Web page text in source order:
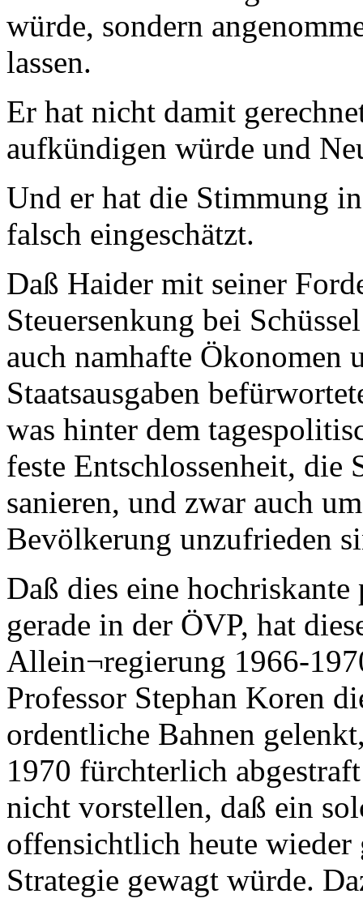
würde, sondern
lassen.
Er hat nicht damit
aufkündigen würde und
Und er hat die Stimmung
falsch eingeschätzt.
Daß Haider mit seiner
Steuersenkung bei
auch namhafte Ökonomen
Staatsausgaben
was hinter dem
feste Entschlossenheit, die
sanieren, und zwar auch
Bevölkerung unzufrieden
Daß dies eine
gerade in der ÖVP, hat
Allein¬regierung 1966-
Professor Stephan Koren
ordentliche Bahnen
1970 fürchterlich
nicht vorstellen, daß ein
offensichtlich heute
Strategie gewagt würde.